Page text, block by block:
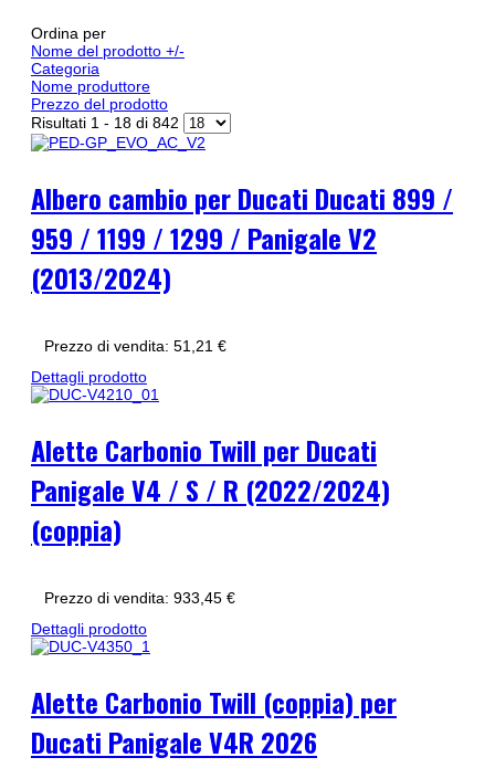
Ordina per
Nome del prodotto +/-
Categoria
Nome produttore
Prezzo del prodotto
Risultati 1 - 18 di 842
Albero cambio per Ducati Ducati 899 /
959 / 1199 / 1299 / Panigale V2
(2013/2024)
Prezzo di vendita: 51,21 €
Dettagli prodotto
Alette Carbonio Twill per Ducati
Panigale V4 / S / R (2022/2024)
(coppia)
Prezzo di vendita: 933,45 €
Dettagli prodotto
Alette Carbonio Twill (coppia) per
Ducati Panigale V4R 2026